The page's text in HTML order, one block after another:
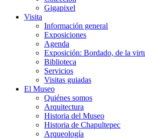
Gigapixel
Visita
Información general
Exposiciones
Agenda
Exposición: Bordado, de la
Biblioteca
Servicios
Visitas guiadas
El Museo
Quiénes somos
Arquitectura
Historia del Museo
Historia de Chapultepec
Arqueología